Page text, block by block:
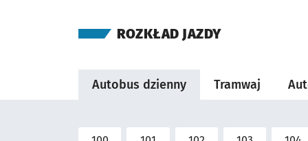
ROZKŁAD JAZDY
Autobus dzienny Tramwaj